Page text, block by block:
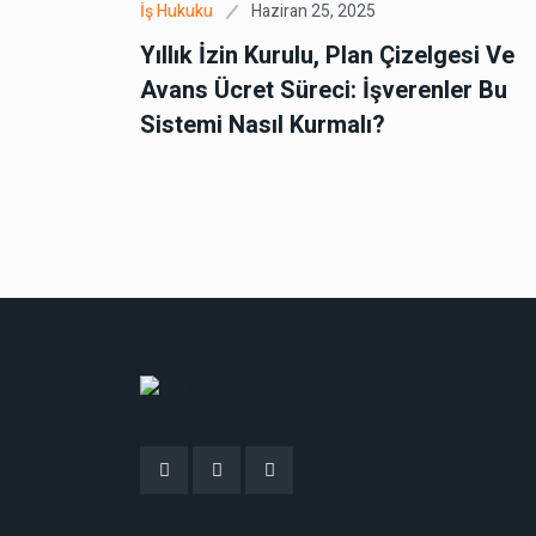
İş Hukuku Haziran 25, 2025
Yıllık İzin Kurulu, Plan Çizelgesi Ve
Avans Ücret Süreci: İşverenler Bu
Sistemi Nasıl Kurmalı?